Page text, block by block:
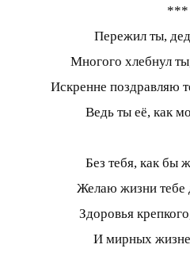
***
Пережил ты,
Многого хлебнул
Искренне поздравляю
Ведь ты её, как
Без тебя, как бы
Желаю жизни тебе
Здоровья
И мирных